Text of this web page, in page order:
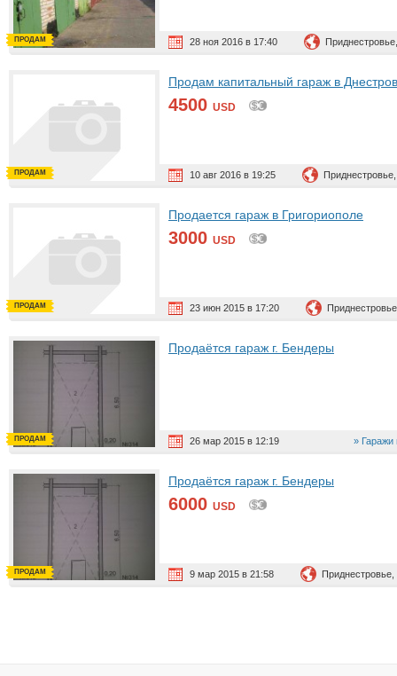
28 ноя 2016 в 17:40
ПРОДАМ
Продам капитальный гараж в
4500 USD
10 авг 2016 в 19:25
ПРОДАМ
Продается гараж в Григориополе
3000 USD
23 июн 2015 в 17:20
ПРОДАМ
Продаётся гараж г. Бендеры
26 мар 2015 в 12:19
ПРОДАМ
Продаётся гараж г. Бендеры
6000 USD
9 мар 2015 в 21:58
ПРОДАМ